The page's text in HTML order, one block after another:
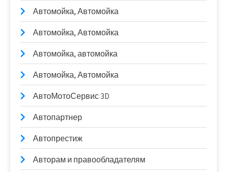
Автомойка, Автомойка
Автомойка, Автомойка
Автомойка, автомойка
Автомойка, Автомойка
АвтоМотоСервис 3D
Автопартнер
Автопрестиж
Авторам и правообладателям